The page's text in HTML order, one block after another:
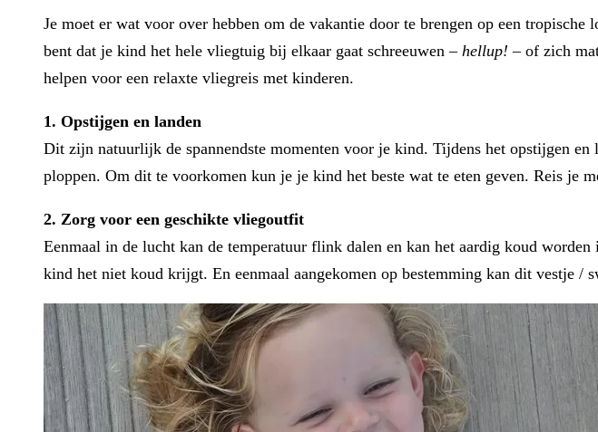
Je moet er wat voor over hebben om de vakantie door te brengen op een
bent dat je kind het hele vliegtuig bij elkaar gaat schreeuwen – hellup! – of zich
helpen voor een relaxte vliegreis met kinderen.
1. Opstijgen en landen
Dit zijn natuurlijk de spannendste momenten voor je kind. Tijdens het opstijgen
ploppen. Om dit te voorkomen kun je je kind het beste wat te eten geven. Reis je
2. Zorg voor een geschikte vliegoutfit
Eenmaal in de lucht kan de temperatuur flink dalen en kan het aardig koud
kind het niet koud krijgt. En eenmaal aangekomen op bestemming kan dit vestje